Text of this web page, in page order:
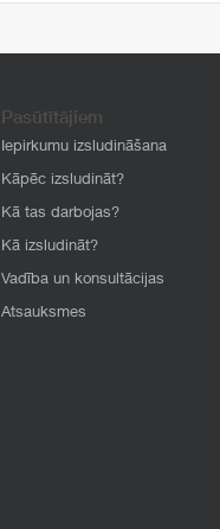
Pasūtītājiem
Iepirkumu izsludināšana
Kāpēc izsludināt?
Kā tas darbojas?
Kā izsludināt?
Vadība un konsultācijas
Atsauksmes